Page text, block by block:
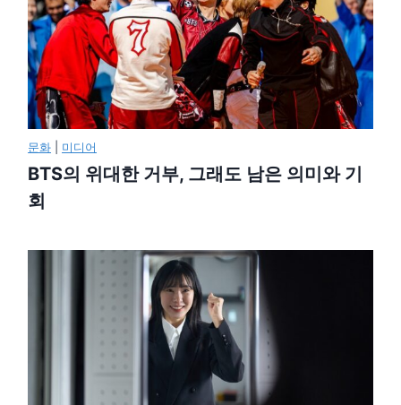
문화 미디어
BTS의 위대한 거부, 그래도 남은 의미와 기
회